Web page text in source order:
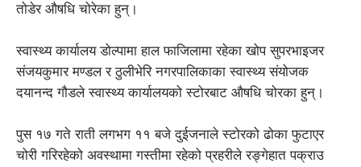
तोडेर औषधि चोरेका हुन्।
स्वास्थ्य कार्यालय डोल्पामा हाल फाजिलामा रहेका खोप सुपरभाइजर
संजयकुमार मण्डल र ठुलीभेरि नगरपालिकाका स्वास्थ्य संयोजक
दयानन्द गौडले स्वास्थ्य कार्यालयको स्टोरबाट औषधि चोरका हुन्।
पुस १७ गते राती लगभग ११ बजे दुईजनाले स्टोरको ढोका फुटाएर
चोरी गरिरहेको अवस्थामा गस्तीमा रहेको प्रहरीले रङ्गेहात पक्राउ